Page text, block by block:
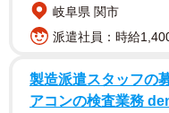
岐阜県 関市
派遣社員：時給
製造派遣スタッフの
アコンの検査業務